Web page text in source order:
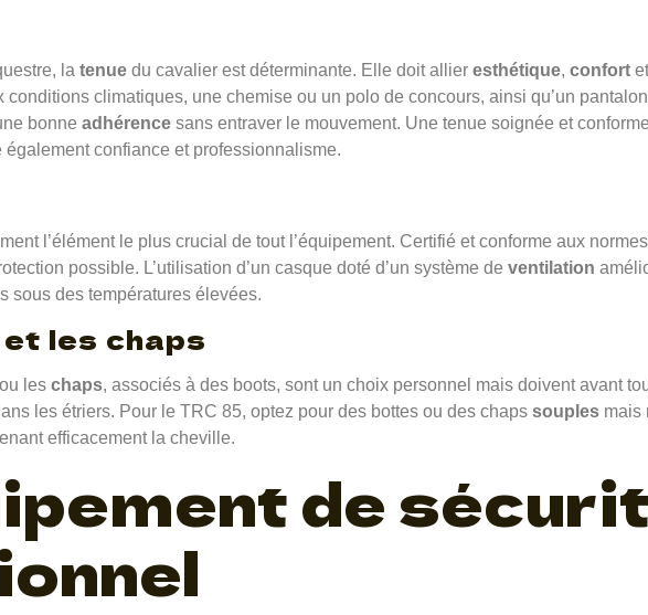
la tenue du cavalier est déterminante. Elle doit allier esthétique, confort
conditions climatiques, une chemise ou un polo de concours, ainsi qu’un
bonne adhérence sans entraver le mouvement. Une tenue soignée et
confiance et professionnalisme.
l’élément le plus crucial de tout l’équipement. Certifié et conforme aux
possible. L’utilisation d’un casque doté d’un système de ventilation
sous des températures élevées.
les chaps
les chaps, associés à des boots, sont un choix personnel mais doivent avant
les étriers. Pour le TRC 85, optez pour des bottes ou des chaps souples mais
efficacement la cheville.
de